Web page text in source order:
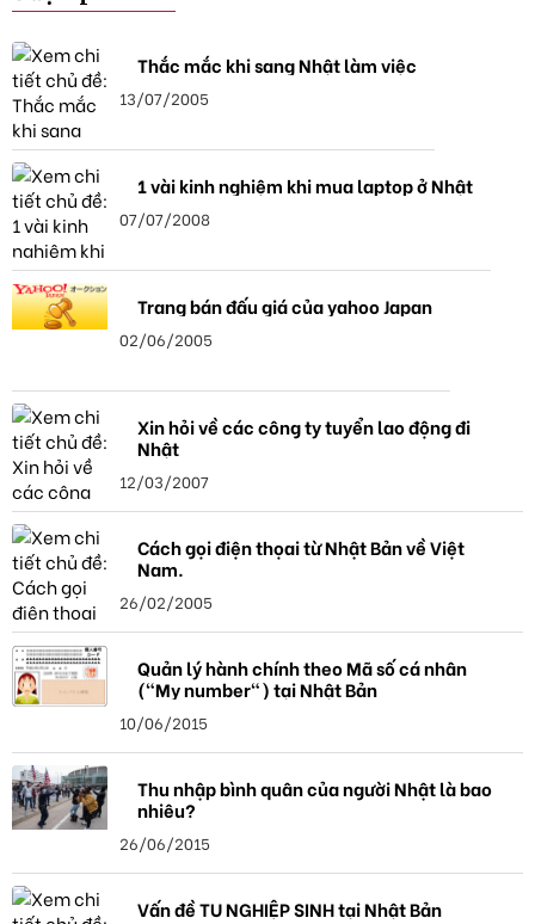
Thắc mắc khi sang Nhật làm việc
13/07/2005
1 vài kinh nghiệm khi mua laptop ở Nhật
07/07/2008
Trang bán đấu giá của yahoo Japan
02/06/2005
Xin hỏi về các công ty tuyển lao động đi
Nhật
12/03/2007
Cách gọi điện thọai từ Nhật Bản về Việt
Nam.
26/02/2005
Quản lý hành chính theo Mã số cá nhân
("My number") tại Nhật Bản
10/06/2015
Thu nhập bình quân của người Nhật là bao
nhiêu?
26/06/2015
Vấn đề TU NGHIỆP SINH tại Nhật Bản